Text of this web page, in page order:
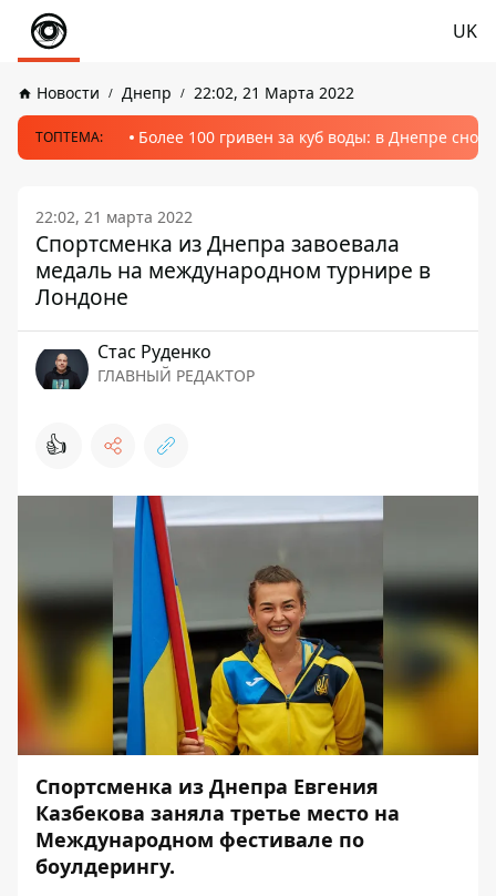
UK
Новости Днепр 22:02, 21 Марта 2022
ТОПТЕМА: Более 100 гривен за куб воды: в Днепре
22:02, 21 марта 2022
Спортсменка из Днепра завоевала
медаль на международном турнире в
Лондоне
Стаc Руденко
ГЛАВНЫЙ РЕДАКТОР
👍
Спортсменка из Днепра Евгения
Казбекова заняла третье место на
Международном фестивале по
боулдерингу.